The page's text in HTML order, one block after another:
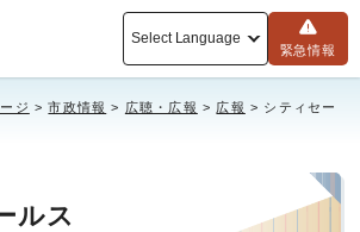
Select Language
緊急情報
ジ >市政情報 > 広聴・広報 > 広報 > シティセー
ルス